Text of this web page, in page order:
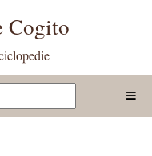
Cogito